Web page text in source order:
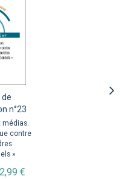
de
n°23
médias.
contre
»
€